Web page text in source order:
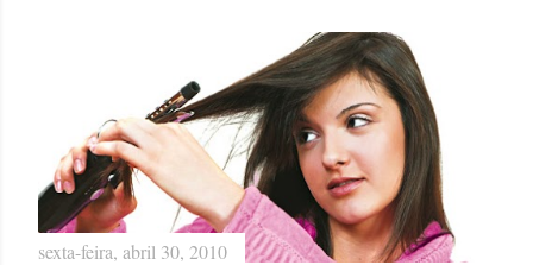
sexta-feira, abril 30, 2010